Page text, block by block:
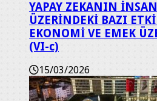
YAPAY ZEKANIN
ÜZERİNDEKİ BAZI
EKONOMİ VE EMEK
(VI-c)
15/03/2026